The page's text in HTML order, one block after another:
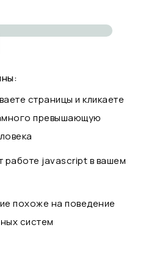
страницы и кликаете
превышающую
работе javascript в вашем
похоже на поведение
систем